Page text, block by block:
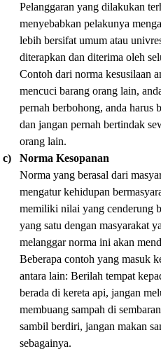
Pelanggaran yang dilakukan
menyebabkan pelakunya
lebih bersifat umum atau
diterapkan dan diterima oleh
Contoh dari norma kesusilaan
mencuci barang orang lain,
pernah berbohong, anda harus
dan jangan pernah bertindak
orang lain.
c)
Norma Kesopanan
Norma yang berasal dari
mengatur kehidupan
memiliki nilai yang cenderung
yang satu dengan masyarakat
melanggar norma ini akan
Beberapa contoh yang masuk
antara lain: Berilah tempat
berada di kereta api, jangan
membuang sampah di
sambil berdiri, jangan makan
sebagainya.